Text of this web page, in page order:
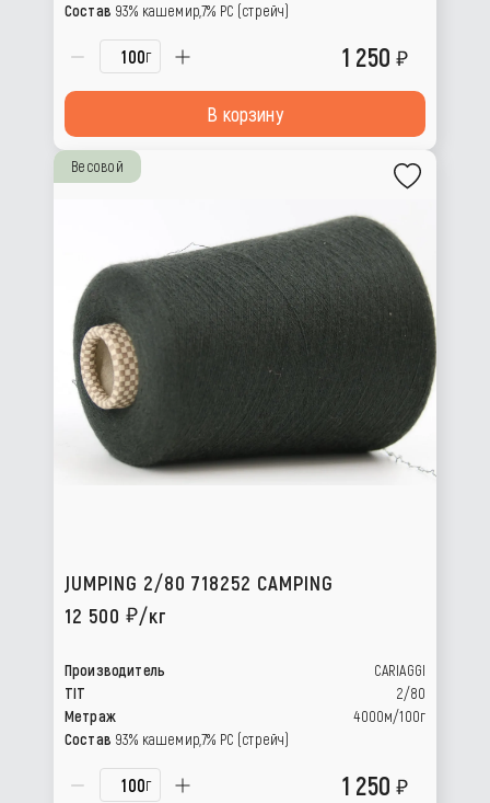
Состав 93% кашемир,7% PC (стрейч)
г 1 250
В корзину
Весовой
JUMPING 2/80 718252 CAMPING
12 500
/кг
Производитель
CARIAGGI
TIT
2/80
Метраж
4000м/100г
Состав 93% кашемир,7% PC (стрейч)
г 1 250